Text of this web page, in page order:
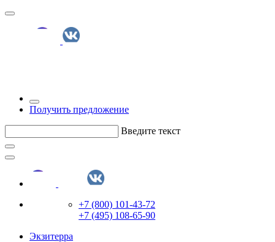
Получить предложение
Введите текст
+7 (800) 101-43-72
+7 (495) 108-65-90
Экзитерра